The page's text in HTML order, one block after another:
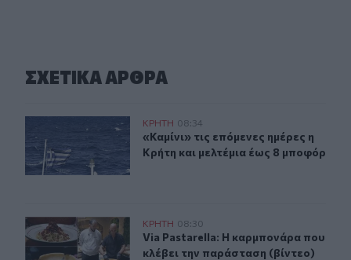
ΣΧΕΤΙΚA AΡΘΡΑ
Καιρός: «Καμίνι» τις επόμενες ημέρες η Κρήτη και
ΚΡΗΤΗ 08:34
«Καμίνι» τις επόμενες ημέρες η
«Καμίνι» τις επόμενες ημέρες η
Κρήτη και μελτέμια έως 8 μποφόρ
Via Pastarella: Η καρμπονάρα που κλέβει την
ΚΡΗΤΗ 08:30
Via Pastarella: Η καρμπονάρα που
Via Pastarella: Η καρμπονάρα που
κλέβει την παράσταση (βίντεο)